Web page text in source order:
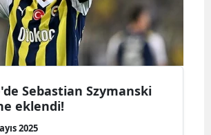
Sebastian Szymanski
eklendi!
2025